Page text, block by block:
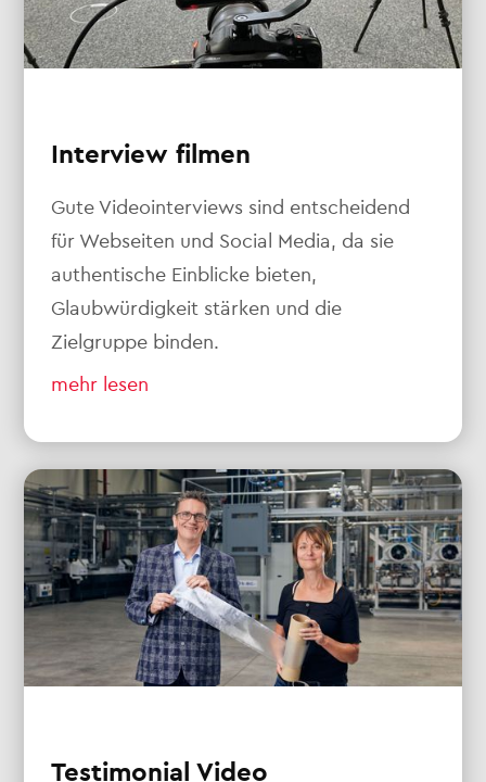
Interview filmen
Gute Videointerviews sind entscheidend
für Webseiten und Social Media, da sie
authentische Einblicke bieten,
Glaubwürdigkeit stärken und die
Zielgruppe binden.
mehr lesen
Testimonial Video